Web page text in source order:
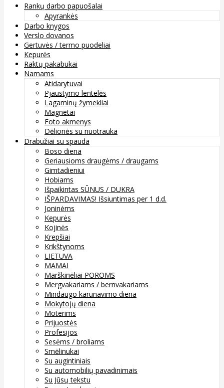
Rankų darbo papuošalai
Apyrankės
Darbo knygos
Verslo dovanos
Gertuvės / termo puodeliai
Kepurės
Raktų pakabukai
Namams
Atidarytuvai
Pjaustymo lentelės
Lagaminų žymekliai
Magnetai
Foto akmenys
Dėlionės su nuotrauka
Drabužiai su spauda
Boso diena
Geriausioms draugėms / draugams
Gimtadieniui
Hobiams
Išpaikintas SŪNUS / DUKRA
IŠPARDAVIMAS! Išsiuntimas per 1 d.d.
Joninėms
Kepurės
Kojinės
Krepšiai
Krikštynoms
LIETUVA
MAMAI
Marškinėliai POROMS
Mergvakariams / bernvakariams
Mindaugo karūnavimo diena
Mokytojų diena
Moterims
Prijuostės
Profesijos
Sesėms / broliams
Smėlinukai
Su augintiniais
Su automobilių pavadinimais
Su Jūsų tekstu